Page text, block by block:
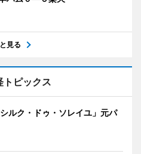
見る
トピックス
ルク・ドゥ・ソレイユ」元パ